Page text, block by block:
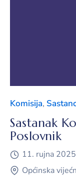
Komisija,
Sastanak
Poslovnik
11. rujna
Općinska